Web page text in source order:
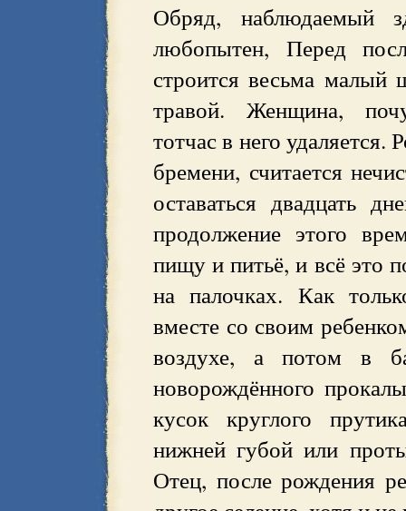
Обряд, наблюдаемый
любопытен, Перед
строится весьма малый
травой. Женщина,
тотчас в него
бремени, считается
оставаться двадцать
продолжение этого
пищу и питьё, и всё это
на палочках. Как
вместе со своим
воздухе, а потом в
новорождённого
кусок круглого
нижней губой или
Отец, после рождения